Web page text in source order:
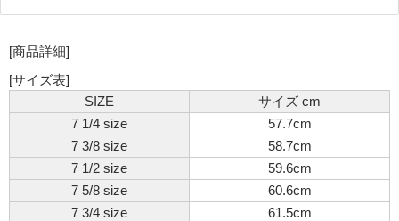
[商品詳細]
[サイズ表]
SIZE
サイズ cm
7 1/4 size
57.7cm
7 3/8 size
58.7cm
7 1/2 size
59.6cm
7 5/8 size
60.6cm
7 3/4 size
61.5cm